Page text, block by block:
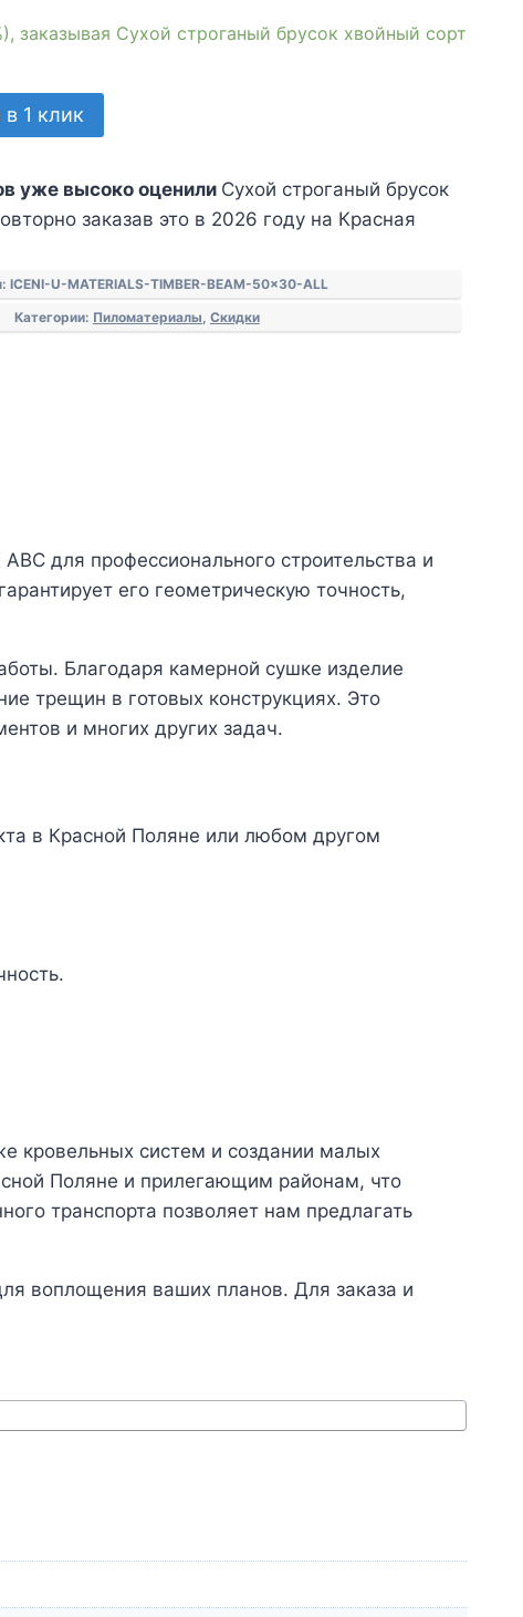
заказывая Сухой строганый брусок хвойный сорт
в 1 клик
уже высоко оценили Сухой строганый брусок
заказав это в 2026 году на Красная
ICENI-U-MATERIALS-TIMBER-BEAM-50x30-ALL
Категории: Пиломатериалы, Скидки
для профессионального строительства и
его геометрическую точность,
Благодаря камерной сушке изделие
трещин в готовых конструкциях. Это
и многих других задач.
в Красной Поляне или любом другом
кровельных систем и создании малых
Поляне и прилегающим районам, что
транспорта позволяет нам предлагать
воплощения ваших планов. Для заказа и